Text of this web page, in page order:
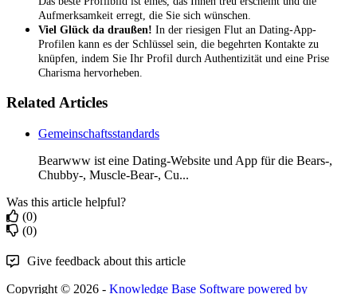
Aufmerksamkeit erregt, die Sie sich wünschen.
Viel Glück da draußen! In der riesigen Flut an Dating-App-
Profilen kann es der Schlüssel sein, die begehrten Kontakte zu
knüpfen, indem Sie Ihr Profil durch Authentizität und eine Prise
Charisma hervorheben.
Related Articles
Gemeinschaftsstandards
Bearwww ist eine Dating-Website und App für die Bears-,
Chubby-, Muscle-Bear-, Cu...
Was this article helpful?
(0)
(0)
Give feedback about this article
Copyright © 2026 - Knowledge Base Software powered by